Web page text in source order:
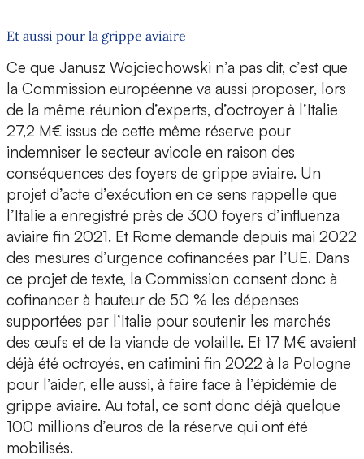
Et aussi pour la grippe aviaire
Ce que Janusz Wojciechowski n’a pas dit, c’est que
la Commission européenne va aussi proposer, lors
de la même réunion d’experts, d’octroyer à l’Italie
27,2 M€ issus de cette même réserve pour
indemniser le secteur avicole en raison des
conséquences des foyers de grippe aviaire. Un
projet d’acte d’exécution en ce sens rappelle que
l’Italie a enregistré près de 300 foyers d’influenza
aviaire fin 2021. Et Rome demande depuis mai 2022
des mesures d’urgence cofinancées par l’UE. Dans
ce projet de texte, la Commission consent donc à
cofinancer à hauteur de 50 % les dépenses
supportées par l’Italie pour soutenir les marchés
des œufs et de la viande de volaille. Et 17 M€ avaient
déjà été octroyés, en catimini fin 2022 à la Pologne
pour l’aider, elle aussi, à faire face à l’épidémie de
grippe aviaire. Au total, ce sont donc déjà quelque
100 millions d’euros de la réserve qui ont été
mobilisés.